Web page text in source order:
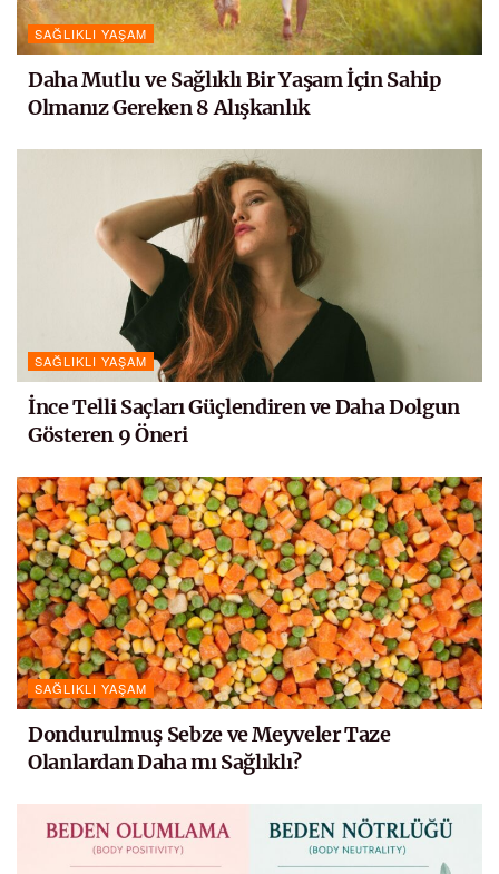
SAĞLIKLI YAŞAM
Daha Mutlu ve Sağlıklı Bir Yaşam İçin Sahip
Olmanız Gereken 8 Alışkanlık
SAĞLIKLI YAŞAM
İnce Telli Saçları Güçlendiren ve Daha Dolgun
Gösteren 9 Öneri
SAĞLIKLI YAŞAM
Dondurulmuş Sebze ve Meyveler Taze
Olanlardan Daha mı Sağlıklı?